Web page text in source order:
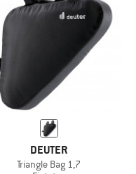
DEUTER
Triangle Bag 1,7